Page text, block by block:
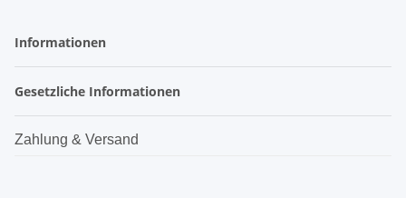
Informationen
Gesetzliche Informationen
Zahlung & Versand